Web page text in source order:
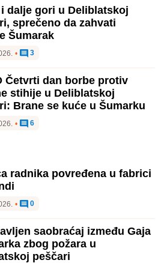
i dalje gori u Deliblatskoj
sprečeno da zahvati
Šumarak
• 3
Četvrti dan borbe protiv
stihije u Deliblatskoj
Brane se kuće u Šumarku
• 6
radnika povređena u fabrici
• 0
saobraćaj između Gaja
zbog požara u
peščari